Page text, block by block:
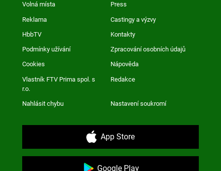
Volná místa Press
Reklama Castingy a výzvy
HbbTV Kontakty
Podmínky užívání Zpracování osobních údajů
Cookies Nápověda
Vlastník FTV Prima spol. s
r.o.
Redakce
Nahlásit chybu Nastavení soukromí
App Store
Google Play